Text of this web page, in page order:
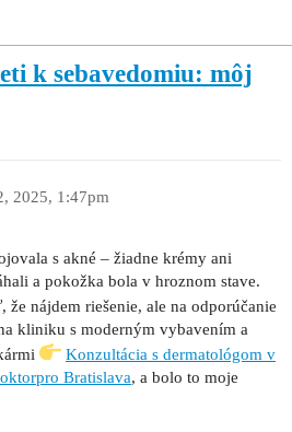
k sebavedomiu: môj
2025, 1:47pm
s akné – žiadne krémy ani
a pokožka bola v hroznom stave.
že nájdem riešenie, ale na odporúčanie
kliniku s moderným vybavením a
Konzultácia s dermatológom v
Bratislava, a bolo to moje